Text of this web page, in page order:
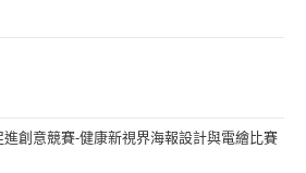
進創意競賽-健康新視界海報設計與電繪比賽